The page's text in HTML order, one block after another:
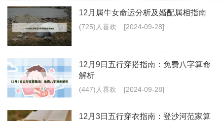
12月属牛女命运分析及婚配属相指南
(725)人喜欢 [2024-09-28]
12月9日五行穿搭指南：免费八字算命
解析
(447)人喜欢 [2024-09-28]
12月3日五行穿衣指南：登沙河范家算